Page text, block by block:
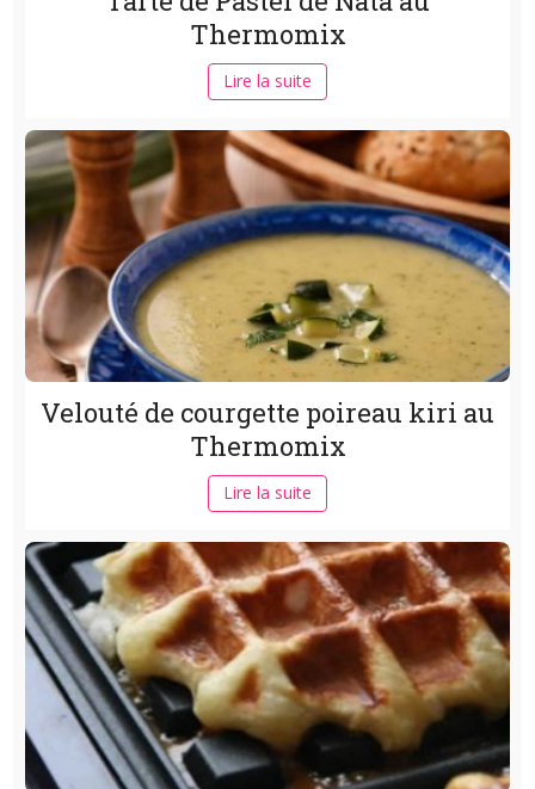
Thermomix
Lire la suite
Velouté de courgette poireau kiri au
Thermomix
Lire la suite